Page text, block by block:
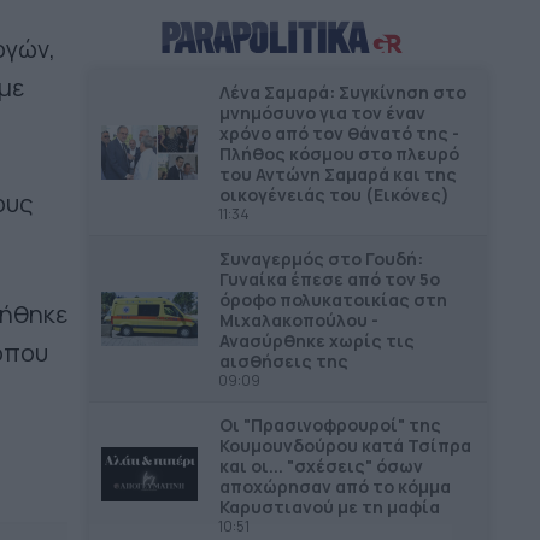
Βανδαλισμοί στο εκκλησάκι της
Μεταμόρφωσης του Σωτήρος
ΔΗΜΟΙ12.56
Στο 80% η κατασκευή δικτύου
αποχέτευσης στο Μαραθώνα
ΔΗΜΟΙ12.39
παιδικών χαρών στον Δήμο Πέλλας
ΠΕΡΙΦΕΡΕΙΕΣ12.29
Η ενίσχυση της ελληνικής
βιομηχανίας είναι υπόθεση
Περιφερειακής Ανάπτυξης
ΔΗΜΟΙ12.01
Λειτουργία κλιματιζόμενου χώρου
στον Πειραιά λόγω καύσωνα
Λένα Σαμαρά: Συγκίνηση στο
μνημόσυνο για τον έναν
χρόνο από τον θάνατό της -
Πλήθος κόσμου στο πλευρό
του Αντώνη Σαμαρά και της
οικογένειάς του (Εικόνες)
11:34
Συναγερμός στο Γουδή:
Γυναίκα έπεσε από τον 5ο
όροφο πολυκατοικίας στη
Μιχαλακοπούλου -
Ανασύρθηκε χωρίς τις
αισθήσεις της
09:09
Οι "Πρασινοφρουροί" της
Κουµουνδούρου κατά Τσίπρα
και οι... "σχέσεις" όσων
αποχώρησαν από το κόμμα
Καρυστιανού με τη μαφία
10:51